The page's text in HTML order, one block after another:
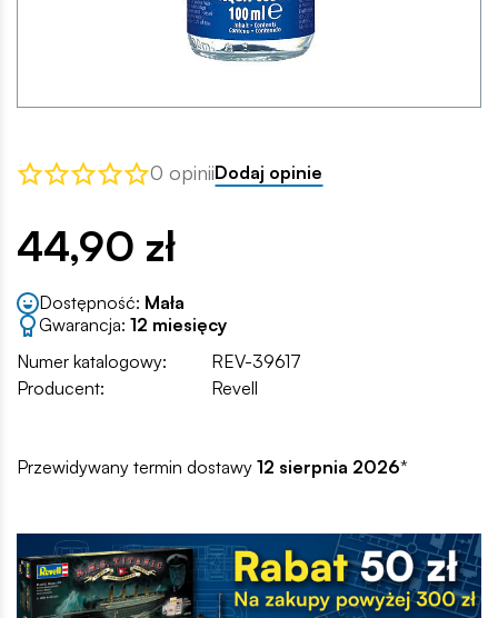
0 opiniiDodaj opinie
44,90 zł
Dostępność: Mała
Gwarancja: 12 miesięcy
Numer katalogowy:
REV-39617
Producent:
Revell
Przewidywany termin dostawy 12 sierpnia 2026*